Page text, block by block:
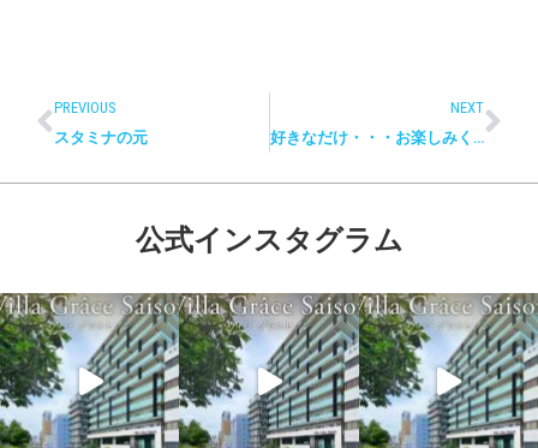
PREVIOUS
スタミナの元
NEXT
好きなだけ・・・お楽しみください。
公式インスタグラム